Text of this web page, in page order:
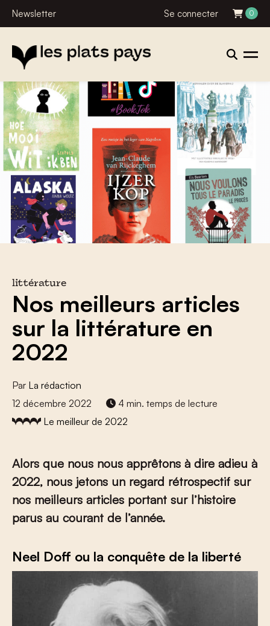
Newsletter Se connecter 0
littérature
Nos meilleurs articles
sur la littérature en
2022
Par La rédaction
12 décembre 2022
4 min. temps de lecture
Le meilleur de 2022
Alors que nous nous apprêtons à dire adieu à
2022, nous jetons un regard rétrospectif sur
nos meilleurs articles portant sur l’histoire
parus au courant de l’année.
Neel Doff ou la conquête de la liberté